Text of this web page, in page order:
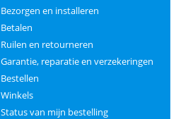
Bezorgen en installeren
Betalen
Ruilen en retourneren
Garantie, reparatie en verzekeringen
Bestellen
Winkels
Status van mijn bestelling